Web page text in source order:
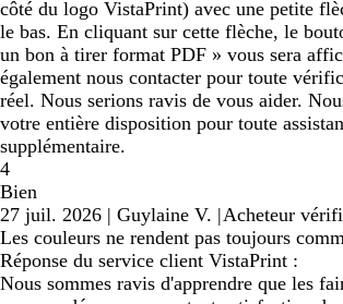
côté du logo VistaPrint) avec une petite
le bas. En cliquant sur cette flèche, le
un bon à tirer format PDF » vous sera
également nous contacter pour toute
réel. Nous serions ravis de vous aider.
votre entière disposition pour toute
supplémentaire.
4
Bien
27 juil. 2026 | Guylaine V. |Acheteur
Les couleurs ne rendent pas toujours
Réponse du service client VistaPrint :
Nous sommes ravis d'apprendre que les